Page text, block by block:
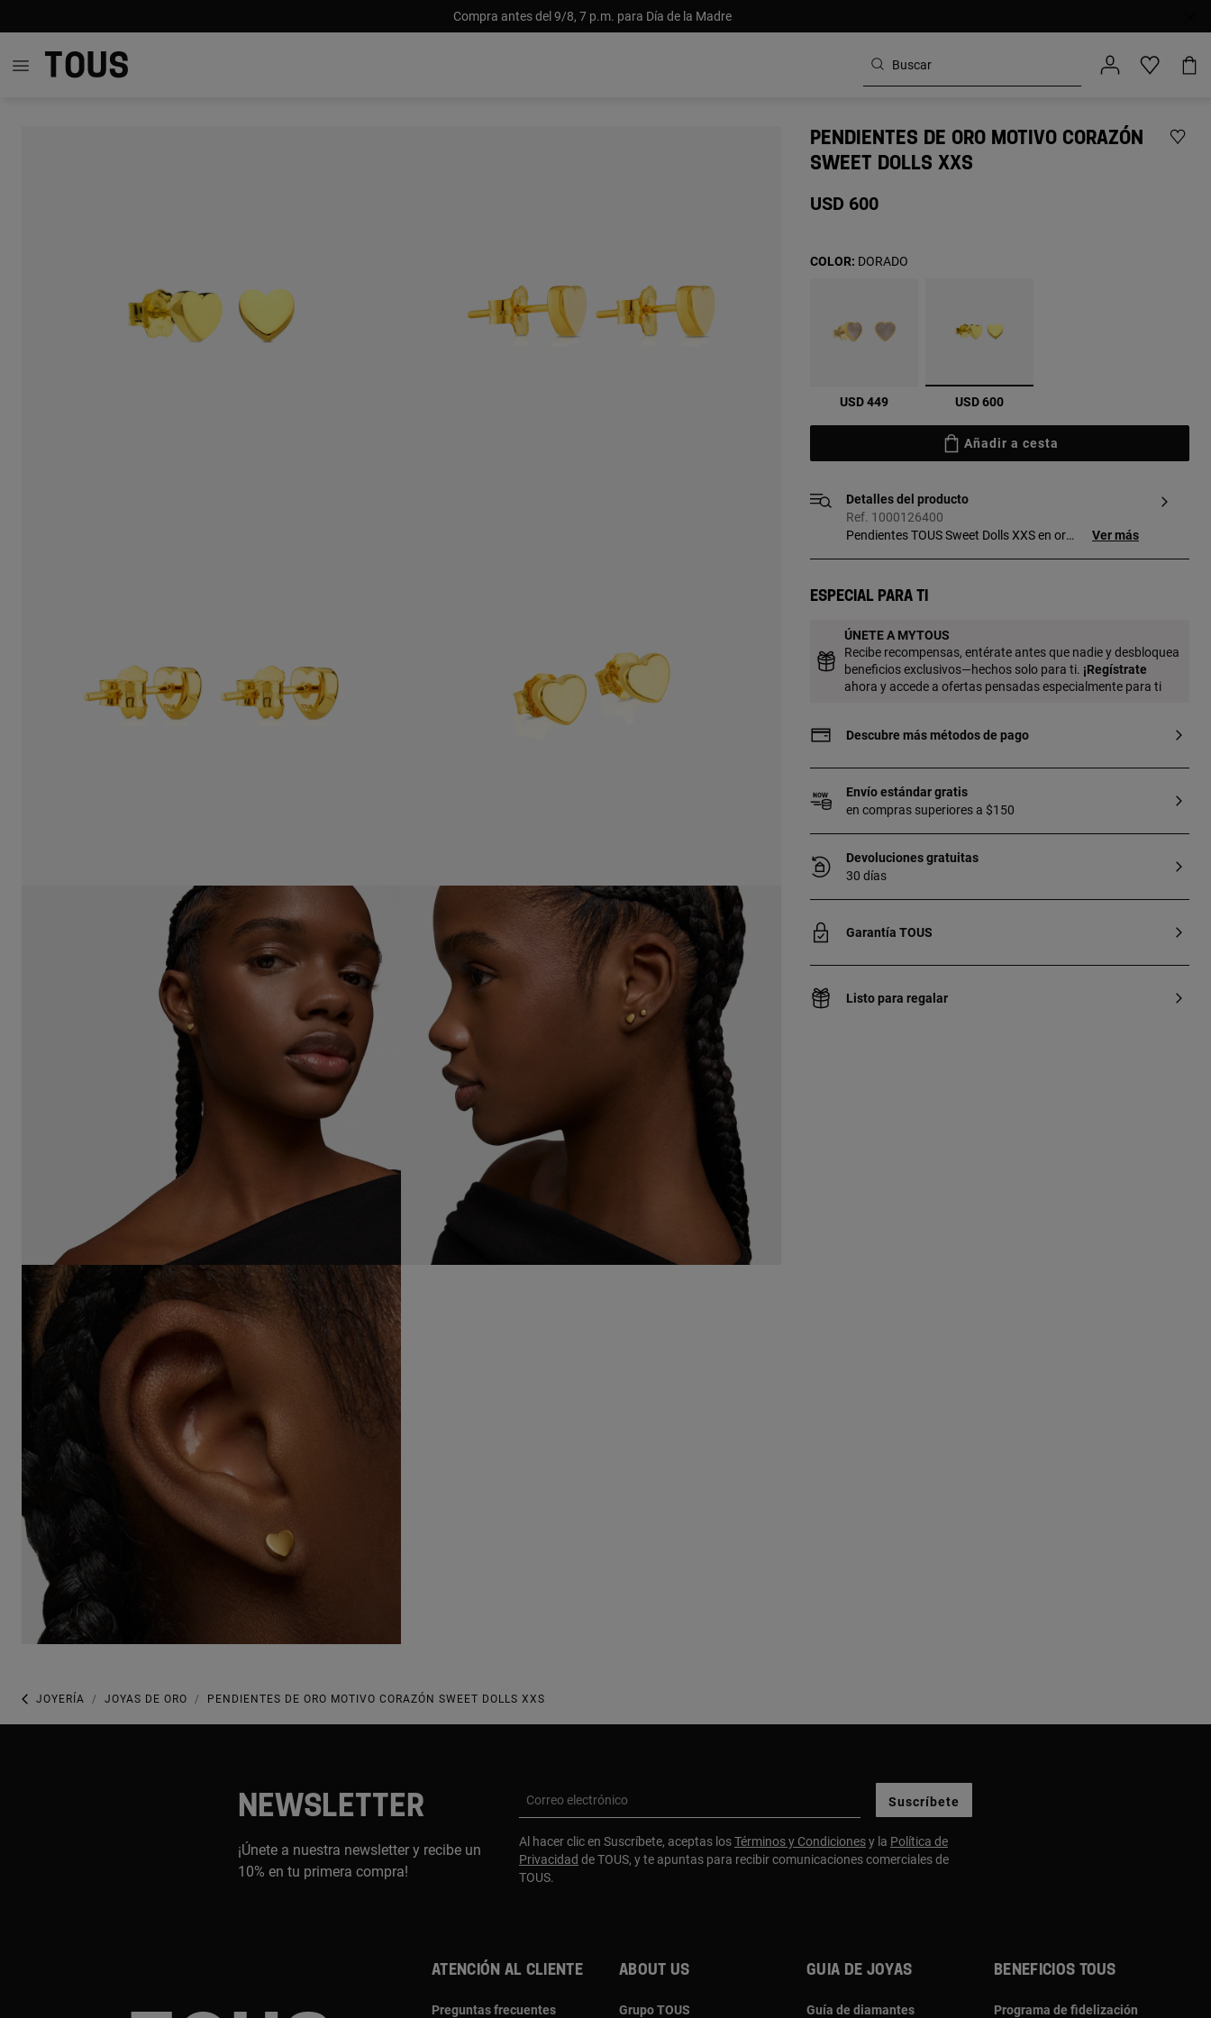
Compra antes del 9/8, 7 p.m. para Día de la Madre
PENDIENTES DE ORO MOTIVO CORAZÓN
SWEET DOLLS XXS
USD 600
USD 449 seleccionado
USD 600
COLOR: DORADO
Añadir a cesta
Detalles del producto
Ref. 1000126400
Pendientes TOUS Sweet Dolls XXS en oro
Ver más
Especial para ti
ÚNETE A MYTOUS
Recibe recompensas, entérate antes que nadie y desbloquea
beneficios exclusivos—hechos solo para ti. ¡Regístrate
ahora y accede a ofertas pensadas especialmente para ti
Descubre más métodos de pago
Envío estándar gratis
en compras superiores a $150
Devoluciones gratuitas
30 días
Garantía TOUS
Listo para regalar
JOYERÍA JOYAS DE ORO PENDIENTES DE ORO MOTIVO CORAZÓN SWEET DOLLS XXS
NEWSLETTER
¡Únete a nuestra newsletter y recibe un
10% en tu primera compra!
Correo electrónico Suscríbete
Al hacer clic en Suscríbete, aceptas losTérminos y Condicionesy la Política de
Privacidad de TOUS, y te apuntas para recibir comunicaciones comerciales de
TOUS.
Atención al cliente
Preguntas frecuentes
About us
Grupo TOUS
Guia de joyas
Guía de diamantes
Beneficios TOUS
Programa de fidelización